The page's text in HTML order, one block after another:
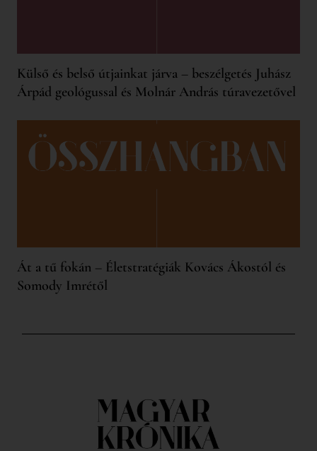
Külső és belső útjainkat járva – beszélgetés Juhász
Árpád geológussal és Molnár András túravezetővel
Át a tű fokán – Életstratégiák Kovács Ákostól és
Somody Imrétől